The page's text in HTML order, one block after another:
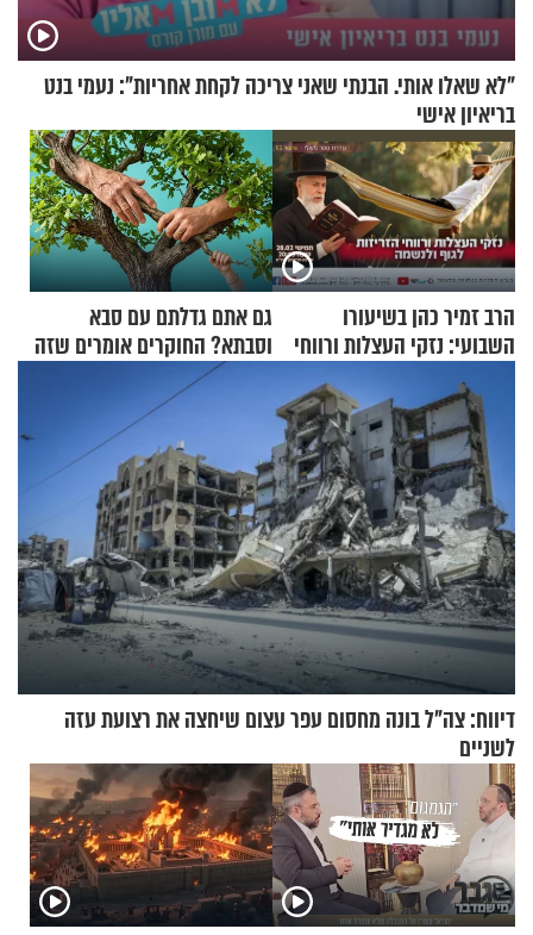
"לא שאלו אותי. הבנתי שאני צריכה לקחת אחריות": נעמי בנט
בריאיון אישי
הרב זמיר כהן בשיעורו
השבועי: נזקי העצלות ורווחי
הזריזות לגוף ולנשמה
גם אתם גדלתם עם סבא
וסבתא? החוקרים אומרים שזה
מתכון מנצח
דיווח: צה"ל בונה מחסום עפר עצום שיחצה את רצועת עזה
לשניים